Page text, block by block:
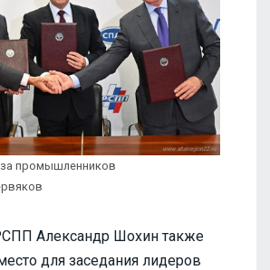
промышленников
Александр Шохин также
для заседания лидеров